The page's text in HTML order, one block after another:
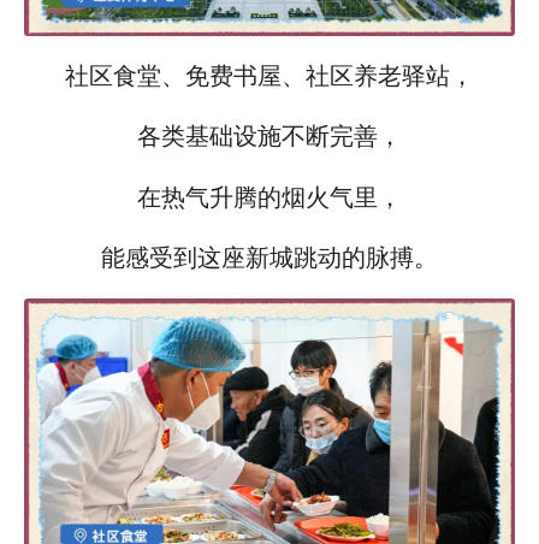
社区食堂、免费书屋、社区养老驿站，
各类基础设施不断完善，
在热气升腾的烟火气里，
能感受到这座新城跳动的脉搏。